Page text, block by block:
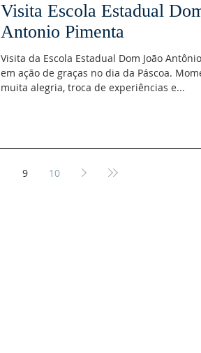
Visita Escola Estadual Dom
Antonio Pimenta
Visita da Escola Estadual Dom João Antônio
em ação de graças no dia da Páscoa. Momento de
muita alegria, troca de experiências e...
9 10